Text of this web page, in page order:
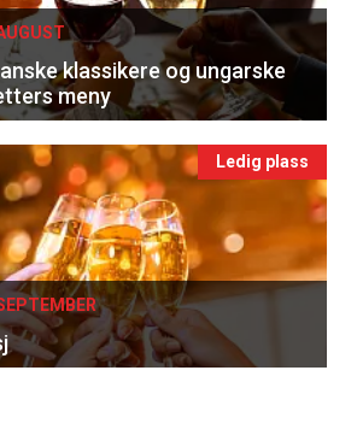
klassikere og ungarske
meny
Ledig plass